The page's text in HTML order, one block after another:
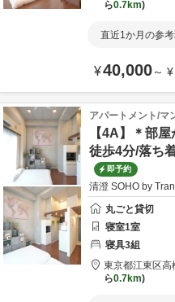
ら0.7km
直近1か月の参
¥40,000～ ¥
アパートメント/マ
【4A】＊部
徒歩4分/落ち
即予約
清澄 SOHO by
丸ごと貸切
寝室1室
寝具3組
東京都江東区高
ら0.7km